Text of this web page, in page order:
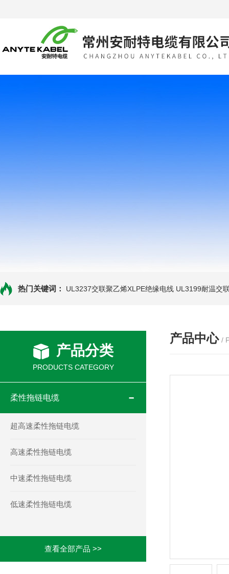
热门关键词： UL3237交联聚乙烯XLPE绝缘电线 UL3199耐温交
产品分类
PRODUCTS CATEGORY
柔性拖链电缆
超高速柔性拖链电缆
高速柔性拖链电缆
中速柔性拖链电缆
低速柔性拖链电缆
查看全部产品 >>
产品中心 /